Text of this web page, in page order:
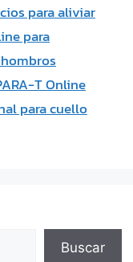
para aliviar
para
T Online
para cuello
Buscar